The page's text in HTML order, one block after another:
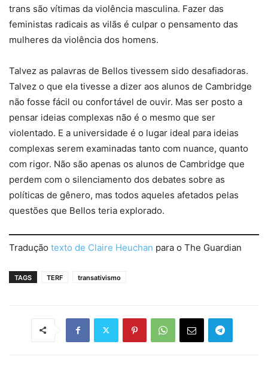
trans são vítimas da violência masculina. Fazer das
feministas radicais as vilãs é culpar o pensamento das
mulheres da violência dos homens.
Talvez as palavras de Bellos tivessem sido desafiadoras.
Talvez o que ela tivesse a dizer aos alunos de Cambridge
não fosse fácil ou confortável de ouvir. Mas ser posto a
pensar ideias complexas não é o mesmo que ser
violentado. E a universidade é o lugar ideal para ideias
complexas serem examinadas tanto com nuance, quanto
com rigor. Não são apenas os alunos de Cambridge que
perdem com o silenciamento dos debates sobre as
políticas de gênero, mas todos aqueles afetados pelas
questões que Bellos teria explorado.
Tradução texto de Claire Heuchan para o The Guardian
TAGS TERF transativismo